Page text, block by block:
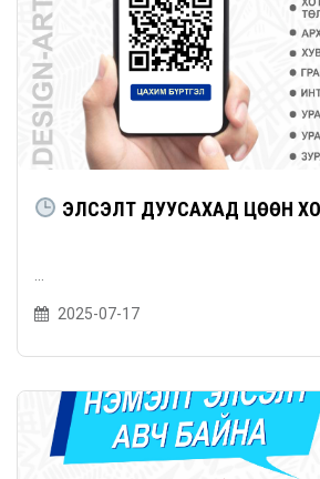
ЭЛСЭЛТ ДУУСАХАД ЦӨӨН
2025-07-17